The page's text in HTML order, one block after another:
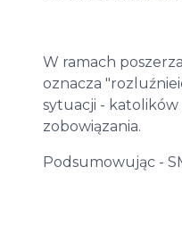
W ramach
oznacza
sytuacji - katolików
zobowiązania.
Podsumowując -